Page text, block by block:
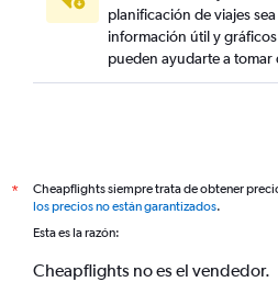
planificación de viajes
información útil y
pueden ayudarte a tomar
*
Cheapflights siempre trata de obtener
los precios no están garantizados.
Esta es la razón:
Cheapflights no es el vendedor.